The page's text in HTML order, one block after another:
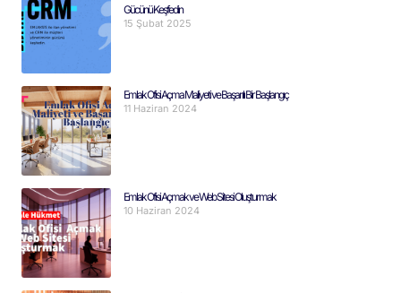
Gücünü Keşfedin
15 Şubat 2025
Emlak Ofisi Açma Maliyeti ve Başarılı Bir Başlangıç
11 Haziran 2024
Emlak Ofisi Açmak ve Web Sitesi Oluşturmak
10 Haziran 2024